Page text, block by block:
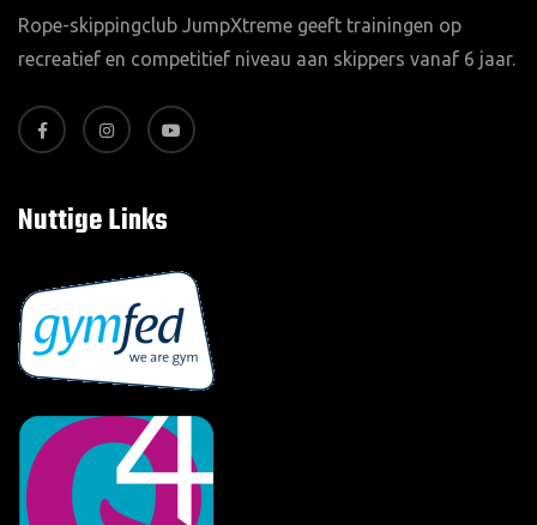
Rope-skippingclub JumpXtreme geeft trainingen op
recreatief en competitief niveau aan skippers vanaf 6 jaar.
Nuttige Links